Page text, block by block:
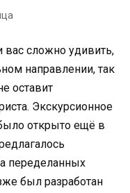
вас сложно удивить,
направлении, так
оставит
Экскурсионное
открыто ещё в
переделанных
был разработан